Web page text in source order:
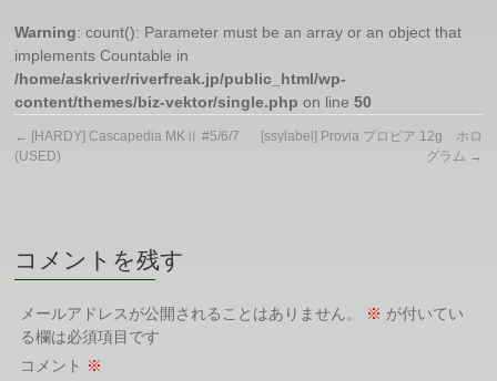
Warning: count(): Parameter must be an array or an object that
implements Countable in
/home/askriver/riverfreak.jp/public_html/wp-
content/themes/biz-vektor/single.php on line50
← [HARDY] Cascapedia MKⅡ #5/6/7
(USED)
[ssylabel] Provia プロビア 12g ホロ
グラム →
コメントを残す
メールアドレスが公開されることはありません。 ※ が付いてい
る欄は必須項目です
コメント ※